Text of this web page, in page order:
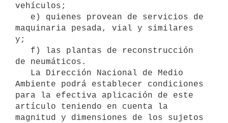
vehículos;
maquinaria pesada, vial y similares
y;
de neumáticos.
Ambiente podrá establecer condiciones
para la efectiva aplicación de este
artículo teniendo en cuenta la
magnitud y dimensiones de los sujetos